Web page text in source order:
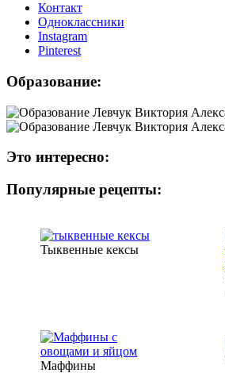
Контакт
Одноклассники
Instagram
Рinterest
Образование:
Это интересно:
Популярные рецепты:
Тыквенные кексы
Маффины